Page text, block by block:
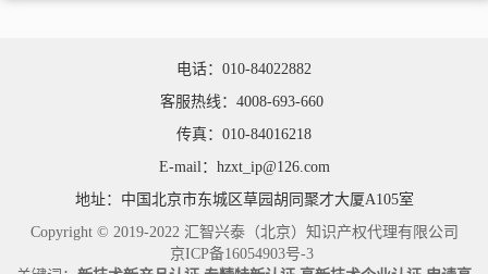
电话：010-84022882
客服热线：4008-693-660
传真：010-84016218
E-mail：hzxt_ip@126.com
地址：中国北京市东城区草园胡同聚才大厦A105室
Copyright © 2019-2022 汇智兴泰（北京）知识产权代理有限公司
京ICP备16054903号-3